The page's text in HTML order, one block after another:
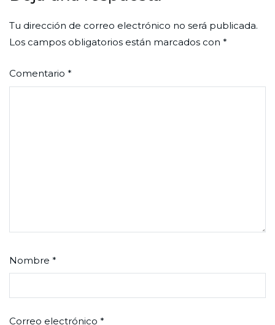
Tu dirección de correo electrónico no será publicada.
Los campos obligatorios están marcados con *
Comentario *
Nombre *
Correo electrónico *